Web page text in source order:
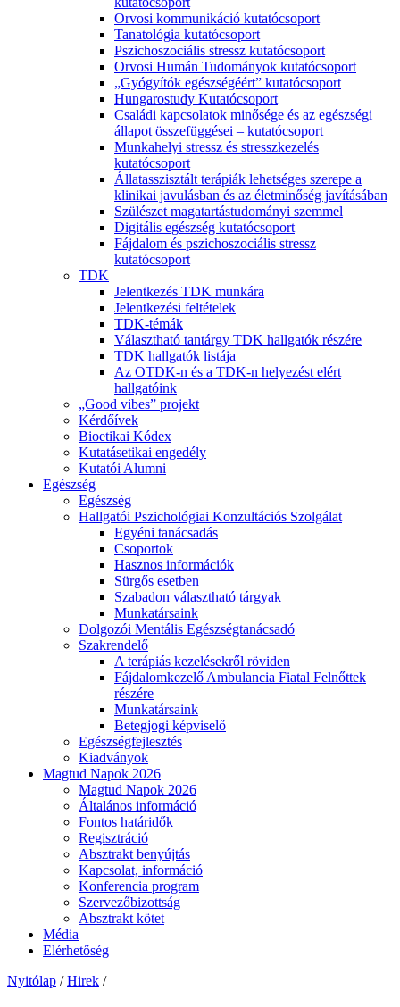
Orvosi kommunikáció kutatócsoport
Tanatológia kutatócsoport
Pszichoszociális stressz kutatócsoport
Orvosi Humán Tudományok kutatócsoport
„Gyógyítók egészségéért” kutatócsoport
Hungarostudy Kutatócsoport
Családi kapcsolatok minősége és az egészségi
állapot összefüggései – kutatócsoport
Munkahelyi stressz és stresszkezelés
kutatócsoport
Állatasszisztált terápiák lehetséges szerepe a
klinikai javulásban és az életminőség javításában
Szülészet magatartástudományi szemmel
Digitális egészség kutatócsoport
Fájdalom és pszichoszociális stressz
kutatócsoport
TDK
Jelentkezés TDK munkára
Jelentkezési feltételek
TDK-témák
Választható tantárgy TDK hallgatók részére
TDK hallgatók listája
Az OTDK-n és a TDK-n helyezést elért
hallgatóink
„Good vibes” projekt
Kérdőívek
Bioetikai Kódex
Kutatásetikai engedély
Kutatói Alumni
Egészség
Egészség
Hallgatói Pszichológiai Konzultációs Szolgálat
Egyéni tanácsadás
Csoportok
Hasznos információk
Sürgős esetben
Szabadon választható tárgyak
Munkatársaink
Dolgozói Mentális Egészségtanácsadó
Szakrendelő
A terápiás kezelésekről röviden
Fájdalomkezelő Ambulancia Fiatal Felnőttek
részére
Munkatársaink
Betegjogi képviselő
Egészségfejlesztés
Kiadványok
Magtud Napok 2026
Magtud Napok 2026
Általános információ
Fontos határidők
Regisztráció
Absztrakt benyújtás
Kapcsolat, információ
Konferencia program
Szervezőbizottság
Absztrakt kötet
Média
Elérhetőség
Nyitólap / Hirek /